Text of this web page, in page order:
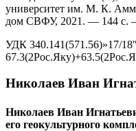
университет им. М. К.
дом СВФУ, 2021. — 144 с.
УДК 340.141(571.56)»17/
Николаев Иван
Николаев Иван
его геокультурного